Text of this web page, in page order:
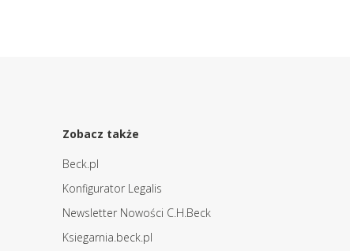
Zobacz także
Beck.pl
Konfigurator Legalis
Newsletter Nowości C.H.Beck
Ksiegarnia.beck.pl